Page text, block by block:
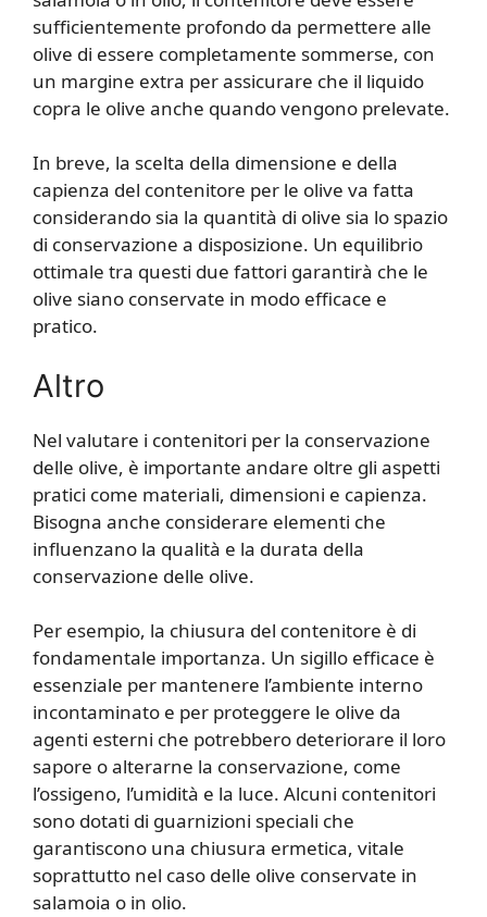
sufficientemente profondo da permettere alle
olive di essere completamente sommerse, con
un margine extra per assicurare che il liquido
copra le olive anche quando vengono prelevate.
In breve, la scelta della dimensione e della
capienza del contenitore per le olive va fatta
considerando sia la quantità di olive sia lo spazio
di conservazione a disposizione. Un equilibrio
ottimale tra questi due fattori garantirà che le
olive siano conservate in modo efficace e
pratico.
Altro
Nel valutare i contenitori per la conservazione
delle olive, è importante andare oltre gli aspetti
pratici come materiali, dimensioni e capienza.
Bisogna anche considerare elementi che
influenzano la qualità e la durata della
conservazione delle olive.
Per esempio, la chiusura del contenitore è di
fondamentale importanza. Un sigillo efficace è
essenziale per mantenere l’ambiente interno
incontaminato e per proteggere le olive da
agenti esterni che potrebbero deteriorare il loro
sapore o alterarne la conservazione, come
l’ossigeno, l’umidità e la luce. Alcuni contenitori
sono dotati di guarnizioni speciali che
garantiscono una chiusura ermetica, vitale
soprattutto nel caso delle olive conservate in
salamoia o in olio.